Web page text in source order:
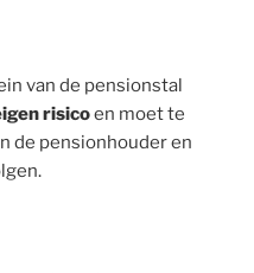
van de pensionstal
risicoen moet te
de pensionhouder en